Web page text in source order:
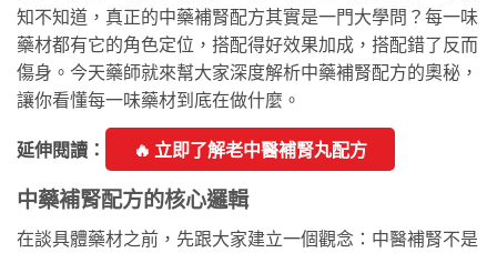
知不知道，真正的中藥補腎配方其實是一門大學問？每一味
藥材都有它的角色定位，搭配得好效果加成，搭配錯了反而
傷身。今天藥師就來幫大家深度解析中藥補腎配方的奧秘，
讓你看懂每一味藥材到底在做什麼。
延伸閱讀： 🔥 立即了解老中醫補腎丸配方
中藥補腎配方的核心邏輯
在談具體藥材之前，先跟大家建立一個觀念：中醫補腎不是